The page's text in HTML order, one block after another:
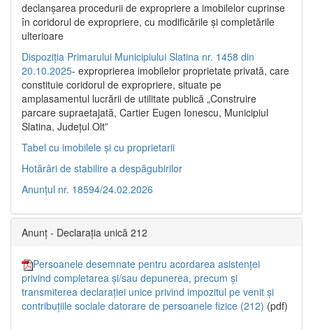
declanşarea procedurii de expropriere a imobilelor cuprinse
în coridorul de expropriere, cu modificările şi completările
ulterioare
Dispoziția Primarului Municipiului Slatina nr. 1458 din
20.10.2025- exproprierea imobilelor proprietate privată, care
constituie coridorul de expropriere, situate pe
amplasamentul lucrării de utilitate publică „Construire
parcare supraetajată, Cartier Eugen Ionescu, Municipiul
Slatina, Județul Olt”
Tabel cu imobilele și cu proprietarii
Hotărâri de stabilire a despăgubirilor
Anunțul nr. 18594/24.02.2026
Anunț - Declarația unică 212
Persoanele desemnate pentru acordarea asistenței
privind completarea și/sau depunerea, precum și
transmiterea declarației unice privind impozitul pe venit și
contribuțiile sociale datorare de persoanele fizice (212) (pdf)